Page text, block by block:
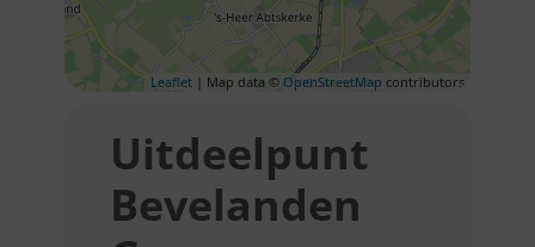
Leaflet | Map data © OpenStreetMap contributors
Uitdeelpunt
Bevelanden